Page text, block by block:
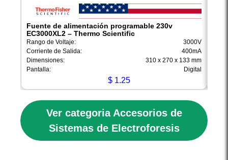
Fuente de alimentación programable 230v
EC3000XL2 – Thermo Scientific
Rango de Voltaje:
3000V
Corriente de Salida:
400mA
Dimensiones:
310 x 270 x 133 mm
Pantalla:
Digital
$ 1.25
Ver categoria Accesorios de
Sistemas de Electroforesis